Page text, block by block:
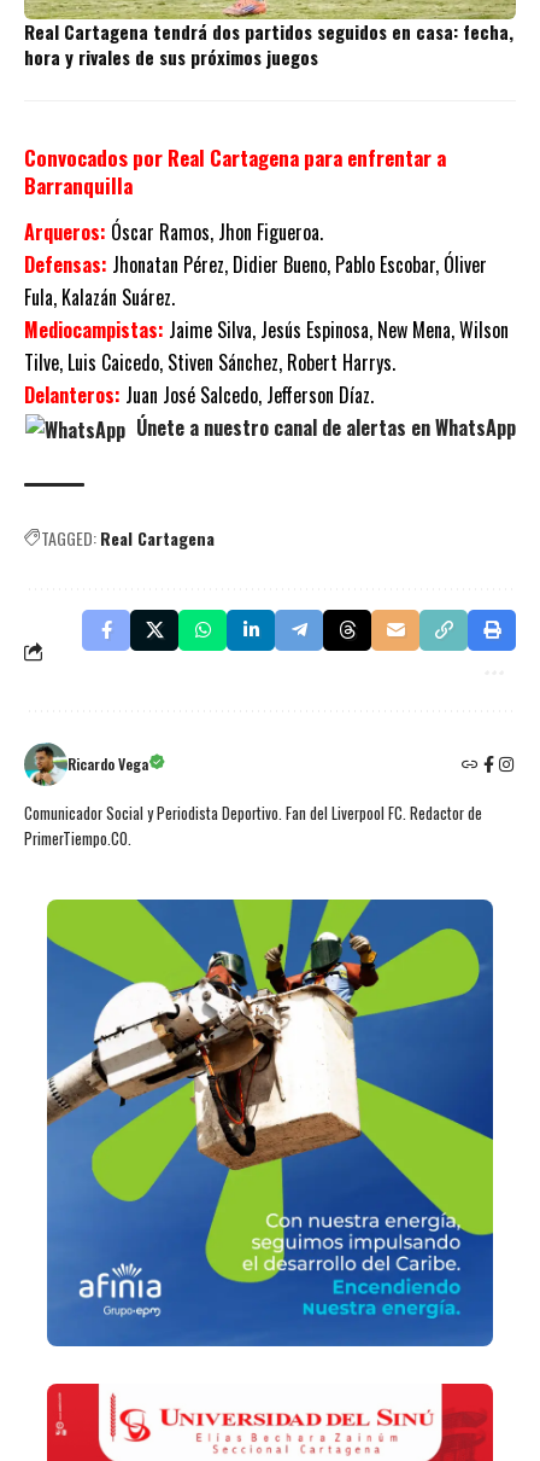
Real Cartagena tendrá dos partidos seguidos en casa: fecha,
hora y rivales de sus próximos juegos
Convocados por Real Cartagena para enfrentar a
Barranquilla
Arqueros: Óscar Ramos, Jhon Figueroa.
Defensas: Jhonatan Pérez, Didier Bueno, Pablo Escobar, Óliver
Fula, Kalazán Suárez.
Mediocampistas: Jaime Silva, Jesús Espinosa, New Mena, Wilson
Tilve, Luis Caicedo, Stiven Sánchez, Robert Harrys.
Delanteros: Juan José Salcedo, Jefferson Díaz.
Únete a nuestro canal de alertas en WhatsApp
TAGGED:Real Cartagena
Ricardo Vega
Comunicador Social y Periodista Deportivo. Fan del Liverpool FC. Redactor de
PrimerTiempo.CO.